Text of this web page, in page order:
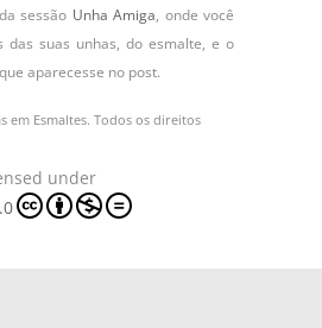
sessão Unha Amiga, onde você
das suas unhas, do esmalte, e o
aparecesse no post.
em Esmaltes. Todos os direitos
under